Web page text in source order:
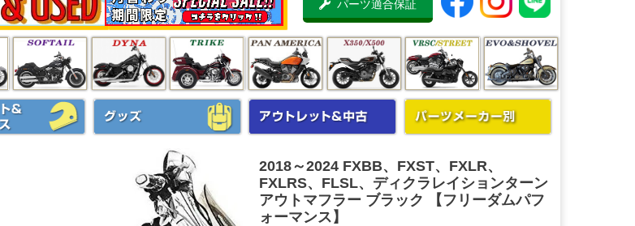
パーツ適合保証
2018～2024 FXBB、FXST、FXLR、
FXLRS、FLSL、ディクラレイションターン
アウトマフラー ブラック 【フリーダムパフ
ォーマンス】